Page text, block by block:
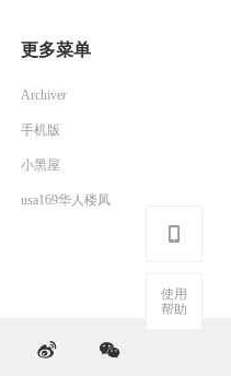
使用
帮助
更多菜单
Archiver
手机版
小黑屋
usa169华人楼凤